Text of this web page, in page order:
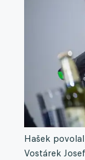
Hašek
Vostárek Josef